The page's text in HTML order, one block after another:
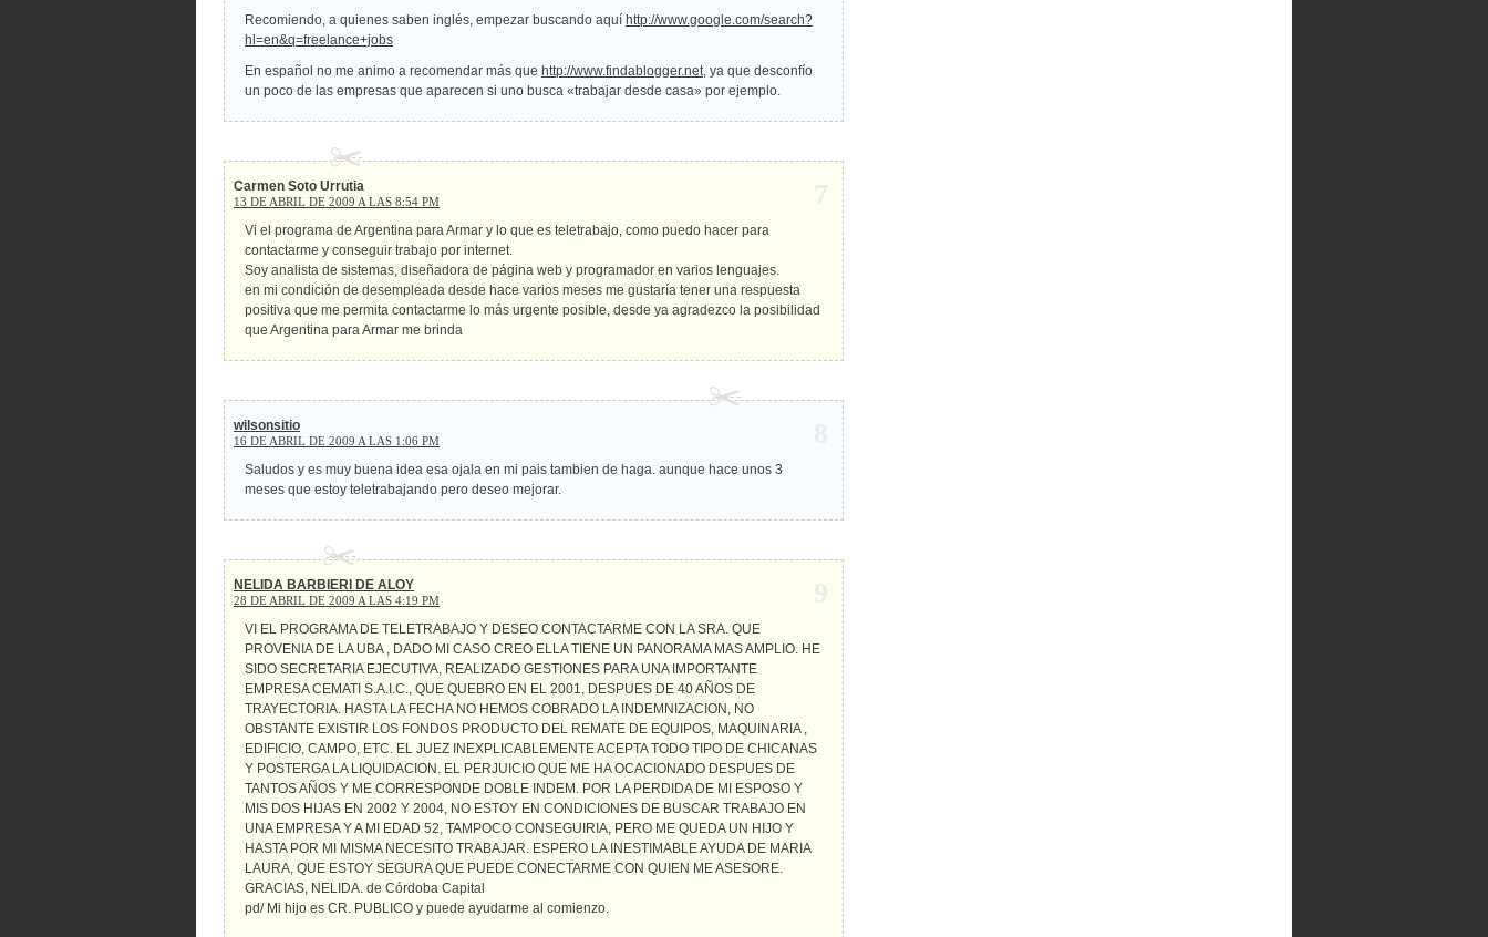
Recomiendo, a quienes saben inglés, empezar buscando aquí http://www.google.com/search?
hl=en&q=freelance+jobs
En español no me animo a recomendar más que http://www.findablogger.net, ya que desconfío
un poco de las empresas que aparecen si uno busca «trabajar desde casa» por ejemplo.
Carmen Soto Urrutia
13 DE ABRIL DE 2009 A LAS 8:54 PM
Vi el programa de Argentina para Armar y lo que es teletrabajo, como puedo hacer para
contactarme y conseguir trabajo por internet.
Soy analista de sistemas, diseñadora de página web y programador en varios lenguajes.
en mi condición de desempleada desde hace varios meses me gustaría tener una respuesta
positiva que me permita contactarme lo más urgente posible, desde ya agradezco la posibilidad
que Argentina para Armar me brinda
wilsonsitio
16 DE ABRIL DE 2009 A LAS 1:06 PM
Saludos y es muy buena idea esa ojala en mi pais tambien de haga. aunque hace unos 3
meses que estoy teletrabajando pero deseo mejorar.
NELIDA BARBIERI DE ALOY
28 DE ABRIL DE 2009 A LAS 4:19 PM
VI EL PROGRAMA DE TELETRABAJO Y DESEO CONTACTARME CON LA SRA. QUE
PROVENIA DE LA UBA , DADO MI CASO CREO ELLA TIENE UN PANORAMA MAS AMPLIO. HE
SIDO SECRETARIA EJECUTIVA, REALIZADO GESTIONES PARA UNA IMPORTANTE
EMPRESA CEMATI S.A.I.C., QUE QUEBRO EN EL 2001, DESPUES DE 40 AÑOS DE
TRAYECTORIA. HASTA LA FECHA NO HEMOS COBRADO LA INDEMNIZACION, NO
OBSTANTE EXISTIR LOS FONDOS PRODUCTO DEL REMATE DE EQUIPOS, MAQUINARIA ,
EDIFICIO, CAMPO, ETC. EL JUEZ INEXPLICABLEMENTE ACEPTA TODO TIPO DE CHICANAS
Y POSTERGA LA LIQUIDACION. EL PERJUICIO QUE ME HA OCACIONADO DESPUES DE
TANTOS AÑOS Y ME CORRESPONDE DOBLE INDEM. POR LA PERDIDA DE MI ESPOSO Y
MIS DOS HIJAS EN 2002 Y 2004, NO ESTOY EN CONDICIONES DE BUSCAR TRABAJO EN
UNA EMPRESA Y A MI EDAD 52, TAMPOCO CONSEGUIRIA, PERO ME QUEDA UN HIJO Y
HASTA POR MI MISMA NECESITO TRABAJAR. ESPERO LA INESTIMABLE AYUDA DE MARIA
LAURA, QUE ESTOY SEGURA QUE PUEDE CONECTARME CON QUIEN ME ASESORE.
GRACIAS, NELIDA. de Córdoba Capital
pd/ Mi hijo es CR. PUBLICO y puede ayudarme al comienzo.